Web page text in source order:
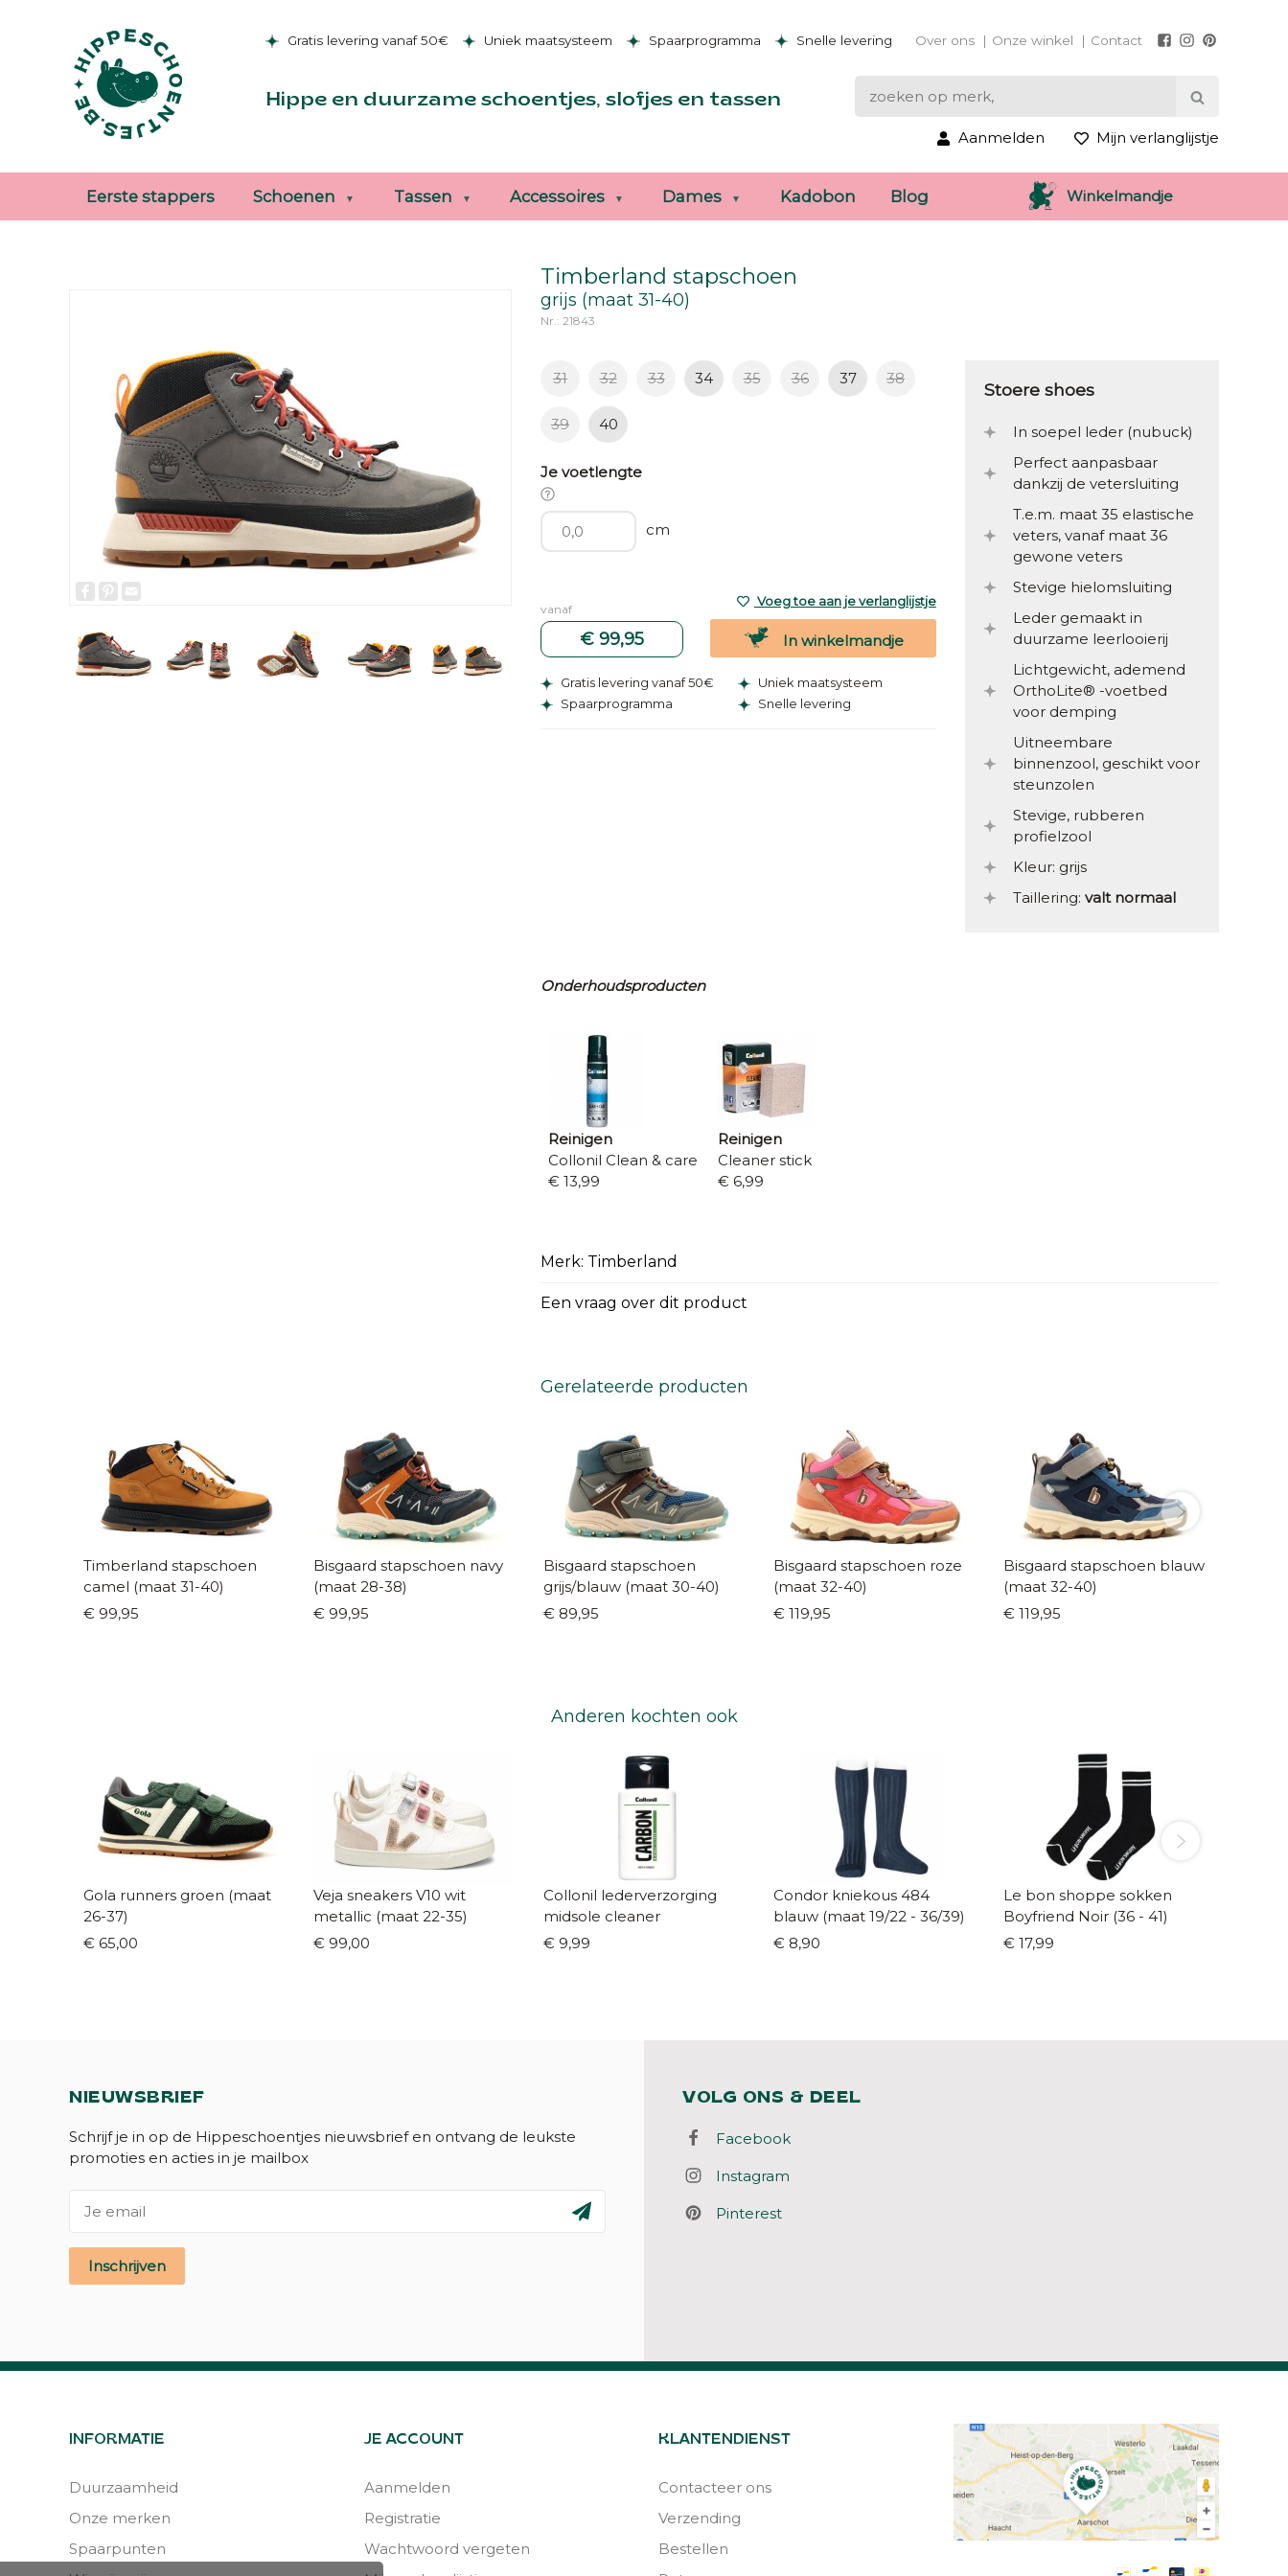
Gratis levering vanaf 50€ Uniek maatsysteem Spaarprogramma Snelle levering Over ons Onze winkel Contact
Hippe en duurzame schoentjes, slofjes en tassen
Aanmelden Mijn verlanglijstje
Eerste stappers Schoenen Tassen Accessoires Dames Kadobon Blog Winkelmandje
Timberland stapschoen
Facebook
Pinterest
grijs (maat 31-40)
Nr.: 21843
31 32 33 34 35 36 37 38
39 40
Je voetlengte
cm
vanaf
€ 99,95
Voeg toe aan je verlanglijstje
In winkelmandje
Gratis levering vanaf 50€
Uniek maatsysteem
Spaarprogramma
Snelle levering
Stoere shoes
In soepel leder (nubuck)
Perfect aanpasbaar
dankzij de vetersluiting
T.e.m. maat 35 elastische
veters, vanaf maat 36
gewone veters
Stevige hielomsluiting
Leder gemaakt in
duurzame leerlooierij
Lichtgewicht, ademend
OrthoLite® -voetbed
voor demping
Uitneembare
binnenzool, geschikt voor
steunzolen
Stevige, rubberen
profielzool
Kleur: grijs
Taillering: valt normaal
Onderhoudsproducten
Reinigen
Collonil Clean & care
€ 13,99
Reinigen
Cleaner stick
€ 6,99
Merk: Timberland
Een vraag over dit product
Gerelateerde producten
Timberland stapschoen
camel (maat 31-40)
€ 99,95
Bisgaard stapschoen navy
(maat 28-38)
€ 99,95
Bisgaard stapschoen
grijs/blauw (maat 30-40)
€ 89,95
Bisgaard stapschoen roze
(maat 32-40)
€ 119,95
Bisgaard stapschoen blauw
(maat 32-40)
€ 119,95
Anderen kochten ook
Gola runners groen (maat
26-37)
€ 65,00
Veja sneakers V10 wit
metallic (maat 22-35)
€ 99,00
Collonil lederverzorging
midsole cleaner
€ 9,99
Condor kniekous 484
blauw (maat 19/22 - 36/39)
€ 8,90
Le bon shoppe sokken
Boyfriend Noir (36 - 41)
€ 17,99
NIEUWSBRIEF
Schrijf je in op de Hippeschoentjes nieuwsbrief en ontvang de leukste
promoties en acties in je mailbox
Inschrijven
VOLG ONS & DEEL
Facebook
Instagram
Pinterest
INFORMATIE
Duurzaamheid
Onze merken
Spaarpunten
JE ACCOUNT
Aanmelden
Registratie
Wachtwoord vergeten
KLANTENDIENST
Contacteer ons
Verzending
Bestellen